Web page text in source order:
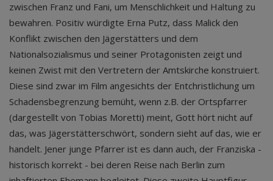
zwischen Franz und Fani, um Menschlichkeit und Haltung zu
bewahren. Positiv würdigte Erna Putz, dass Malick den
Konflikt zwischen den Jägerstätters und dem
Nationalsozialismus und seiner Protagonisten zeigt und
keinen Zwist mit den Vertretern der Amtskirche konstruiert.
Diese sind zwar im Film angesichts der Entchristlichung um
Schadensbegrenzung bemüht, wenn z.B. der Ortspfarrer
(dargestellt von Tobias Moretti) meint, Gott hört nicht auf
das, was Jägerstätterschwört, sondern sieht auf das, wie er
handelt. Jener junge Pfarrer ist es dann auch, der Franziska -
historisch korrekt - bei deren Reise nach Berlin zum